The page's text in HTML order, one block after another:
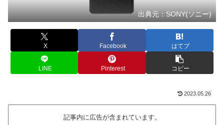
出典元：SONY(ソニー)
X Facebook はてブ
LINE Pinterest コピー
2023.05.26
記事内に広告が含まれています。